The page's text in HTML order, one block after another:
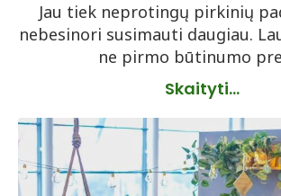
Jau tiek neprotingų pirkinių
nebesinori susimauti daugiau.
ne pirmo būtinumo
Skaityti...